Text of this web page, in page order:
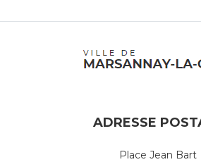
ADRESSE
Place Jean Bart